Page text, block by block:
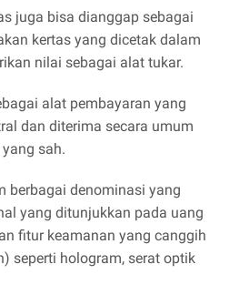
juga bisa dianggap sebagai
kertas yang dicetak dalam
nilai sebagai alat tukar.
alat pembayaran yang
dan diterima secara umum
sah.
berbagai denominasi yang
yang ditunjukkan pada uang
fitur keamanan yang canggih
seperti hologram, serat optik